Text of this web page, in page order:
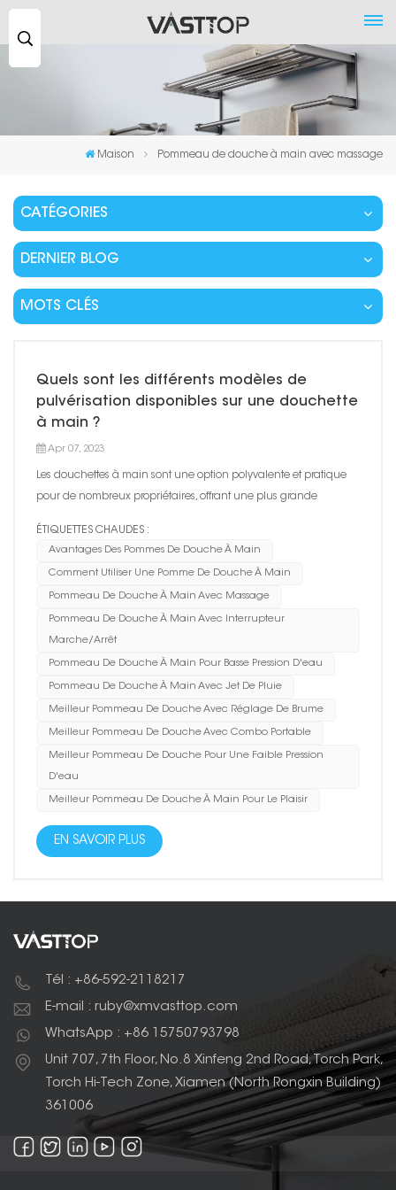
Maison Pommeau de douche à main avec massage
CATÉGORIES
DERNIER BLOG
MOTS CLÉS
Quels sont les différents modèles de
pulvérisation disponibles sur une douchette
à main ?
Apr 07, 2023
Les douchettes à main sont une option polyvalente et pratique
pour de nombreux propriétaires, offrant une plus grande
ÉTIQUETTES CHAUDES :
Avantages Des Pommes De Douche À Main
Comment Utiliser Une Pomme De Douche À Main
Pommeau De Douche À Main Avec Massage
Pommeau De Douche À Main Avec Interrupteur
Marche/arrêt
Pommeau De Douche À Main Pour Basse Pression D'eau
Pommeau De Douche À Main Avec Jet De Pluie
Meilleur Pommeau De Douche Avec Réglage De Brume
Meilleur Pommeau De Douche Avec Combo Portable
Meilleur Pommeau De Douche Pour Une Faible Pression
D'eau
Meilleur Pommeau De Douche À Main Pour Le Plaisir
EN SAVOIR PLUS
Tél : +86-592-2118217
E-mail : ruby@xmvasttop.com
WhatsApp : +86 15750793798
Unit 707, 7th Floor, No.8 Xinfeng 2nd Road, Torch Park,
Torch Hi-Tech Zone, Xiamen (North Rongxin Building)
361006